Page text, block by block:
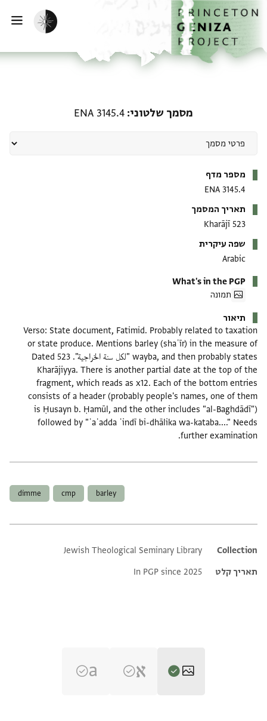
לתוכןהבית
הפעלת מצב כהה
מסמך שלטוני ENA 3145.4
מספר מדף
ENA 3145.4
תאריך המסמך
523 Kharājī
שפה עיקרית
Arabic
What's in the PGP
תמונה
תיאור
Verso: State document, Fatimid. Probably related to taxation
or state produce. Mentions barley (shaʿīr) in the measure of
wayba, and then probably states "لكل سنة الخراجية". Dated 523
Kharājiyya. There is another partial date at the top of the
fragment, which reads as x12. Each of the bottom entries
consists of a header (probably people's names, one of them
is Ḥusayn b. Ḥamūl, and the other includes "al-Baghdādī")
followed by "ʾaʿadda ʿindī bi-dhālika wa-kataba...." Needs
further examination.
barley
cmp
dimme
Additional metadata
Collection
Jewish Theological Seminary Library
תאריך קלט
In PGP since 2025